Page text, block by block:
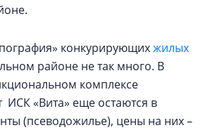
конкурирующихжилых
районе не так много. В
комплексе
ИСК «Вита» еще остаются в
(псеводожилье), цены на них –